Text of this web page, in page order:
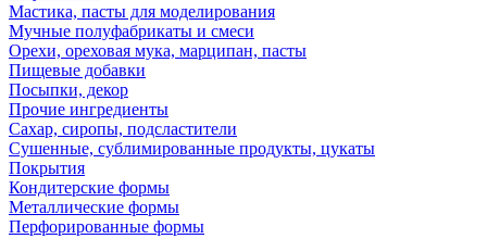
Мастика, пасты для моделирования
Мучные полуфабрикаты и смеси
Орехи, ореховая мука, марципан, пасты
Пищевые добавки
Посыпки, декор
Прочие ингредиенты
Сахар, сиропы, подсластители
Сушенные, сублимированные продукты, цукаты
Покрытия
Кондитерские формы
Металлические формы
Перфорированные формы